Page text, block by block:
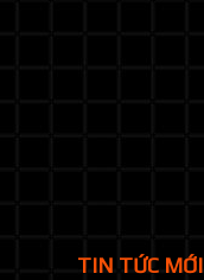
TIN TỨC MỚI